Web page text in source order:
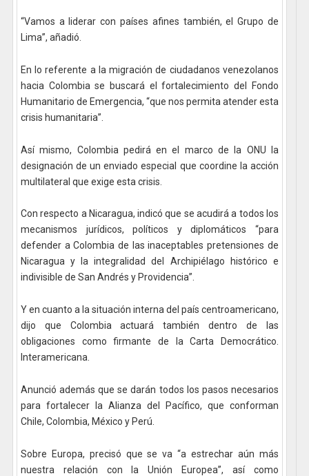
“Vamos a liderar con países afines también, el Grupo de
Lima”, añadió.
En lo referente a la migración de ciudadanos venezolanos
hacia Colombia se buscará el fortalecimiento del Fondo
Humanitario de Emergencia, “que nos permita atender esta
crisis humanitaria”.
Así mismo, Colombia pedirá en el marco de la ONU la
designación de un enviado especial que coordine la acción
multilateral que exige esta crisis.
Con respecto a Nicaragua, indicó que se acudirá a todos los
mecanismos jurídicos, políticos y diplomáticos “para
defender a Colombia de las inaceptables pretensiones de
Nicaragua y la integralidad del Archipiélago histórico e
indivisible de San Andrés y Providencia”.
Y en cuanto a la situación interna del país centroamericano,
dijo que Colombia actuará también dentro de las
obligaciones como firmante de la Carta Democrático.
Interamericana.
Anunció además que se darán todos los pasos necesarios
para fortalecer la Alianza del Pacífico, que conforman
Chile, Colombia, México y Perú.
Sobre Europa, precisó que se va “a estrechar aún más
nuestra relación con la Unión Europea”, así como